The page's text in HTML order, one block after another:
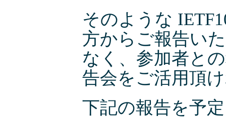
そのような
方からご報告い
なく、参加者と
告会をご活用頂
下記の報告を予